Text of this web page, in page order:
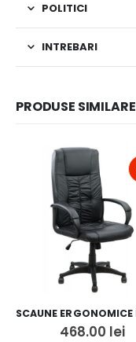
POLITICI
INTREBARI
PRODUSE SIMILARE
468.00 lei